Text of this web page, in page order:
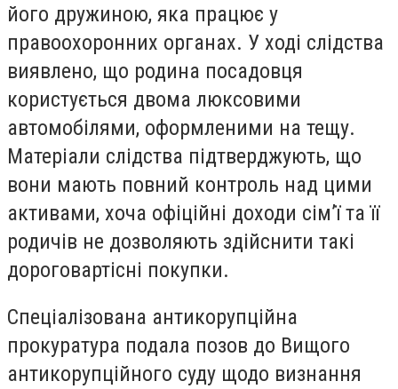
його дружиною, яка працює у
правоохоронних органах. У ході слідства
виявлено, що родина посадовця
користується двома люксовими
автомобілями, оформленими на тещу.
Матеріали слідства підтверджують, що
вони мають повний контроль над цими
активами, хоча офіційні доходи сім’ї та її
родичів не дозволяють здійснити такі
дороговартісні покупки.
Спеціалізована антикорупційна
прокуратура подала позов до Вищого
антикорупційного суду щодо визнання